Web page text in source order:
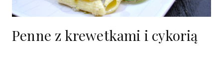
Penne z krewetkami i cykorią